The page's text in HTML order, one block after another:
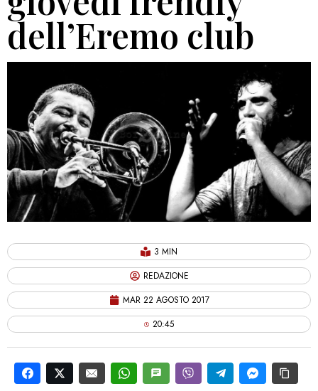
dell’Eremo club
3 MIN
REDAZIONE
MAR 22 AGOSTO 2017
20:45